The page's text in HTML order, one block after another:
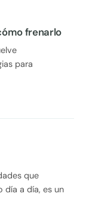
frenarlo
para
que
día a día, es un